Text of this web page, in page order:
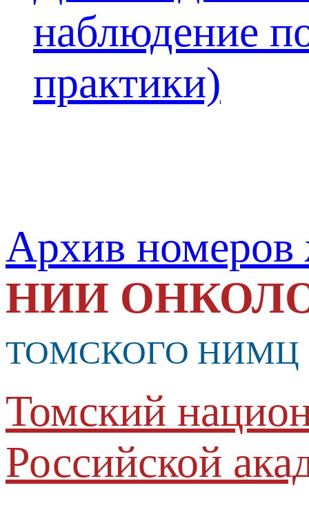
наблюдение
практики)
Архив номеров
НИИ
ТОМСКОГО НИМЦ
Томский
Российской